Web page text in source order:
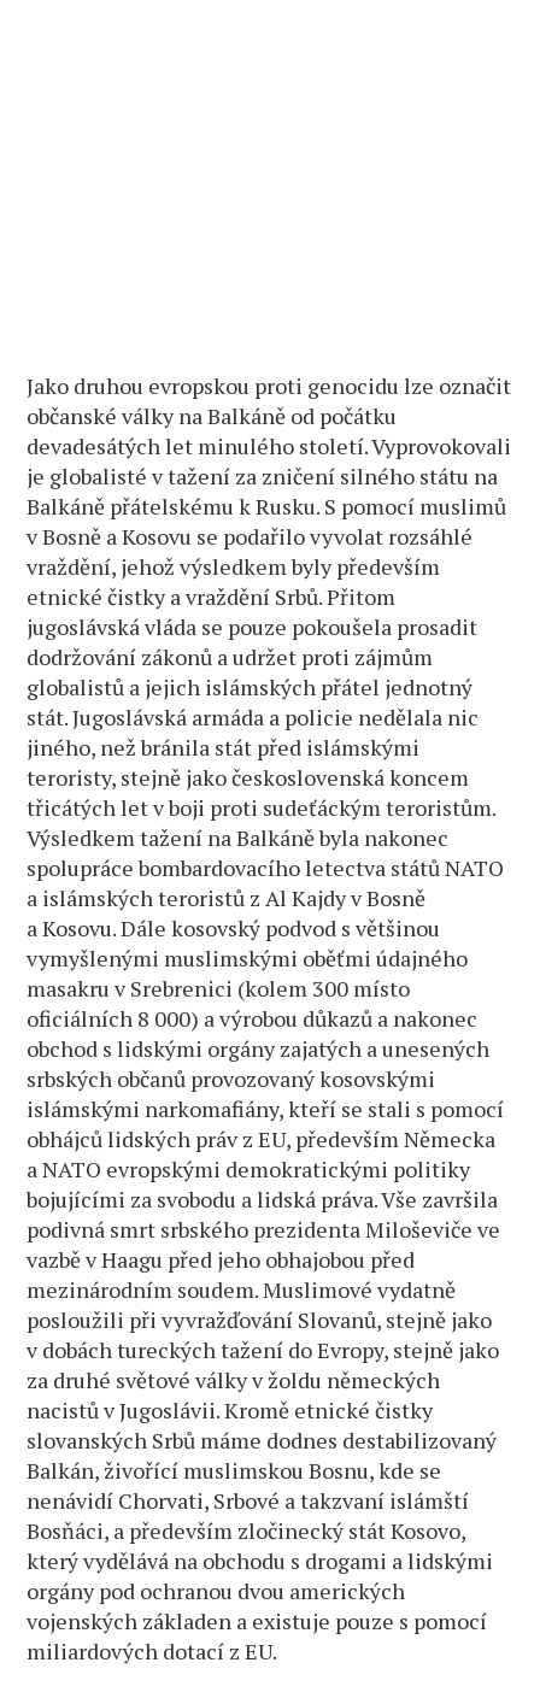
Jako druhou evropskou proti genocidu lze označit
občanské války na Balkáně od počátku
devadesátých let minulého století. Vyprovokovali
je globalisté v tažení za zničení silného státu na
Balkáně přátelskému k Rusku. S pomocí muslimů
v Bosně a Kosovu se podařilo vyvolat rozsáhlé
vraždění, jehož výsledkem byly především
etnické čistky a vraždění Srbů. Přitom
jugoslávská vláda se pouze pokoušela prosadit
dodržování zákonů a udržet proti zájmům
globalistů a jejich islámských přátel jednotný
stát. Jugoslávská armáda a policie nedělala nic
jiného, než bránila stát před islámskými
teroristy, stejně jako československá koncem
třicátých let v boji proti sudeťáckým teroristům.
Výsledkem tažení na Balkáně byla nakonec
spolupráce bombardovacího letectva států NATO
a islámských teroristů z Al Kajdy v Bosně
a Kosovu. Dále kosovský podvod s většinou
vymyšlenými muslimskými oběťmi údajného
masakru v Srebrenici (kolem 300 místo
oficiálních 8 000) a výrobou důkazů a nakonec
obchod s lidskými orgány zajatých a unesených
srbských občanů provozovaný kosovskými
islámskými narkomafiány, kteří se stali s pomocí
obhájců lidských práv z EU, především Německa
a NATO evropskými demokratickými politiky
bojujícími za svobodu a lidská práva. Vše završila
podivná smrt srbského prezidenta Miloševiče ve
vazbě v Haagu před jeho obhajobou před
mezinárodním soudem. Muslimové vydatně
posloužili při vyvražďování Slovanů, stejně jako
v dobách tureckých tažení do Evropy, stejně jako
za druhé světové války v žoldu německých
nacistů v Jugoslávii. Kromě etnické čistky
slovanských Srbů máme dodnes destabilizovaný
Balkán, živořící muslimskou Bosnu, kde se
nenávidí Chorvati, Srbové a takzvaní islámští
Bosňáci, a především zločinecký stát Kosovo,
který vydělává na obchodu s drogami a lidskými
orgány pod ochranou dvou amerických
vojenských základen a existuje pouze s pomocí
miliardových dotací z EU.